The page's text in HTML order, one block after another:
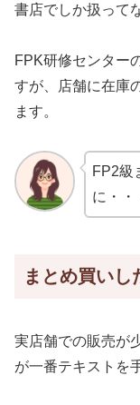
書店でしか扱って
FPK研修センター
すが、店舗に在庫
ます。
FP2級
に・・
まとめ買いし
実店舗での販売が
が一番テキストを